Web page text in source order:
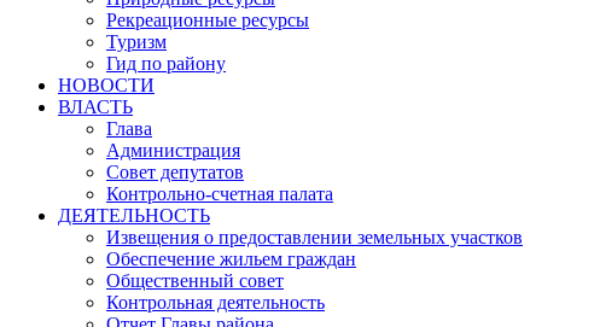
Рекреационные ресурсы
Туризм
Гид по району
НОВОСТИ
ВЛАСТЬ
Глава
Администрация
Совет депутатов
Контрольно-счетная палата
ДЕЯТЕЛЬНОСТЬ
Извещения о предоставлении земельных участков
Обеспечение жильем граждан
Общественный совет
Контрольная деятельность